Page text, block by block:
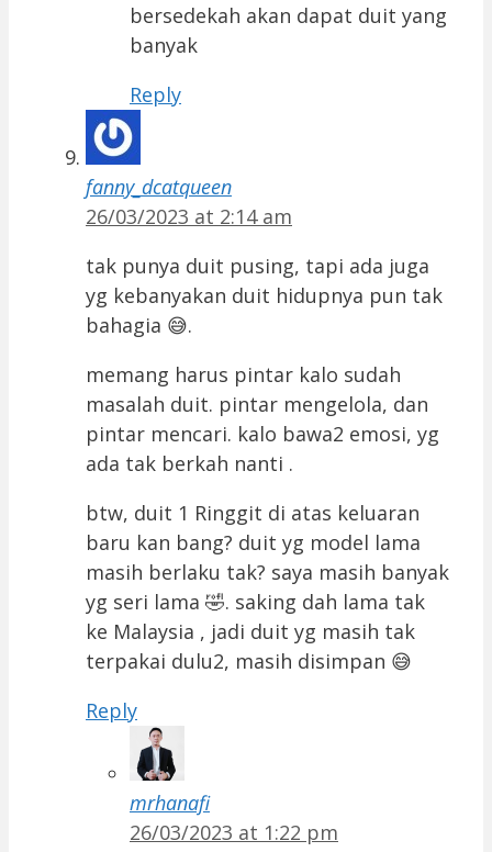
bersedekah akan dapat duit yang
banyak
Reply
fanny_dcatqueen
26/03/2023 at 2:14 am
tak punya duit pusing, tapi ada juga
yg kebanyakan duit hidupnya pun tak
bahagia 😅.
memang harus pintar kalo sudah
masalah duit. pintar mengelola, dan
pintar mencari. kalo bawa2 emosi, yg
ada tak berkah nanti .
btw, duit 1 Ringgit di atas keluaran
baru kan bang? duit yg model lama
masih berlaku tak? saya masih banyak
yg seri lama 🤣. saking dah lama tak
ke Malaysia , jadi duit yg masih tak
terpakai dulu2, masih disimpan 😅
Reply
mrhanafi
26/03/2023 at 1:22 pm